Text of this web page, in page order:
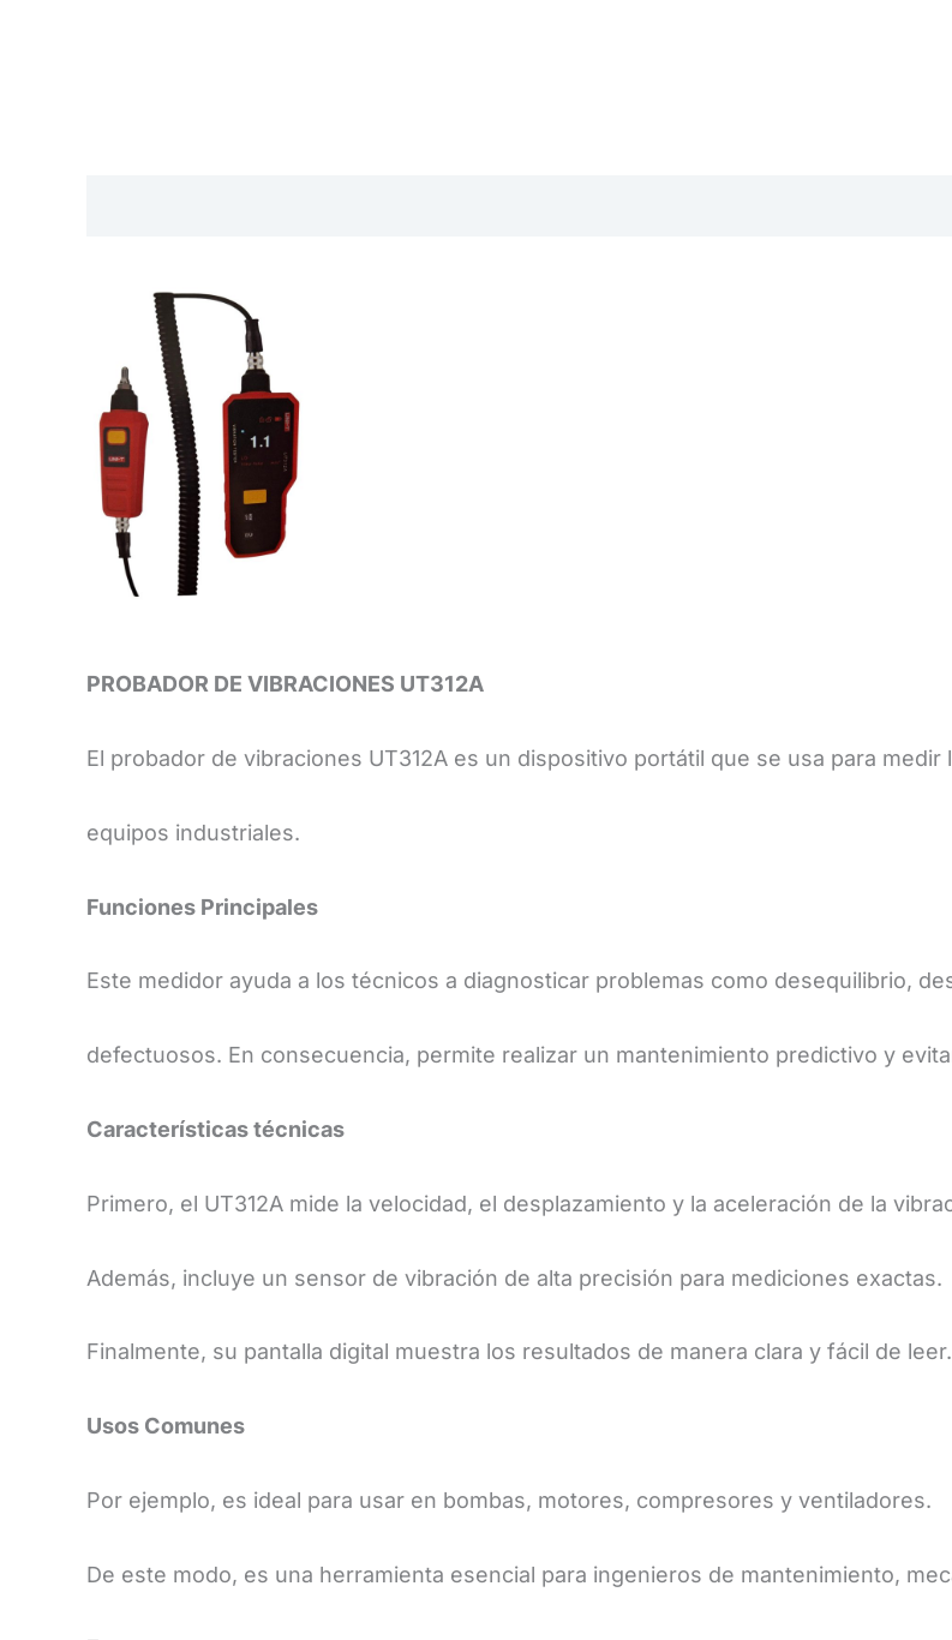
PROBADOR DE VIBRACIONES UT312A
El probador de vibraciones UT312A es un dispositivo portátil que se usa para medir
equipos industriales.
​Funciones Principales
​Este medidor ayuda a los técnicos a diagnosticar problemas como desequilibrio,
defectuosos. En consecuencia, permite realizar un mantenimiento predictivo y
Características técnicas
​Primero, el UT312A mide la velocidad, el desplazamiento y la aceleración de la
Además, incluye un sensor de vibración de alta precisión para mediciones exactas.
Finalmente, su pantalla digital muestra los resultados de manera clara y fácil de leer.
​Usos Comunes
​Por ejemplo, es ideal para usar en bombas, motores, compresores y ventiladores.
De este modo, es una herramienta esencial para ingenieros de mantenimiento,